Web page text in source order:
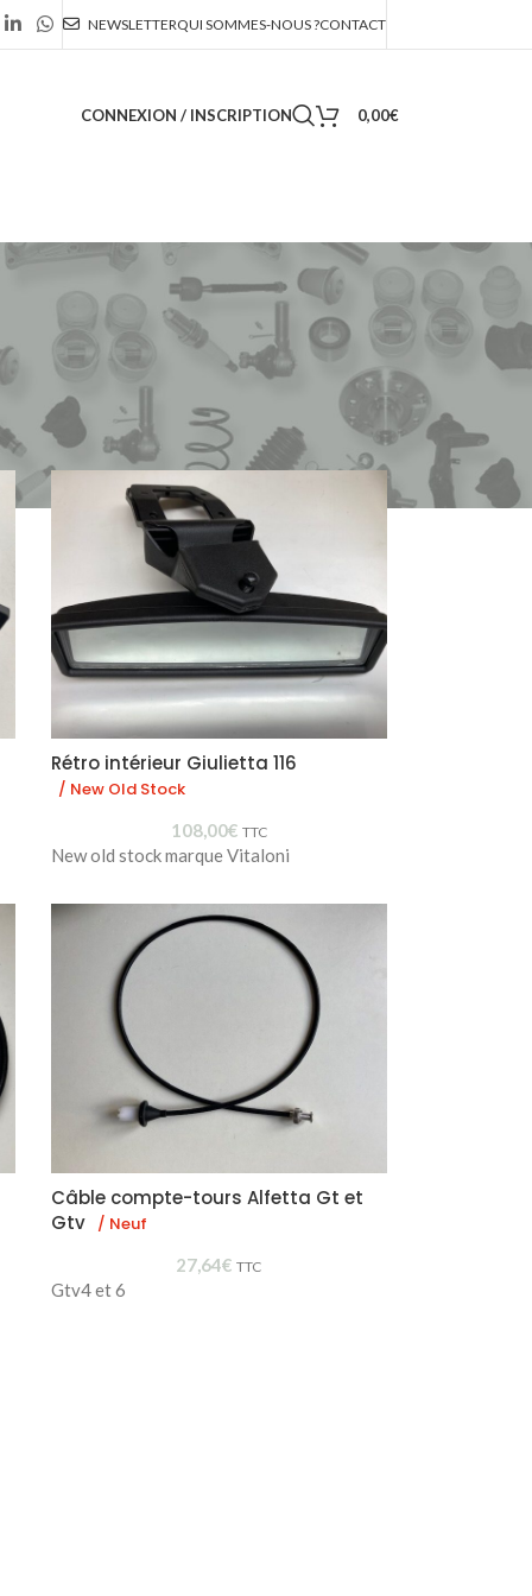
NEWSLETTERQUI SOMMES-NOUS ?CONTACT
CONNEXION / INSCRIPTION 0,00€
Rétro intérieur Giulietta 116
/ New Old Stock
108,00€ TTC
New old stock marque Vitaloni
Câble compte-tours Alfetta Gt et
Gtv / Neuf
27,64€ TTC
Gtv4 et 6